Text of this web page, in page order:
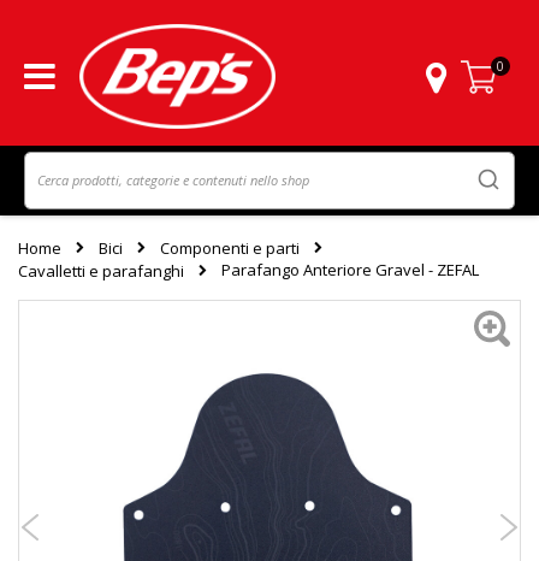
Carrello
0
Home Bici
Componenti e parti
Cavalletti e parafanghi
Parafango Anteriore Gravel - ZEFAL